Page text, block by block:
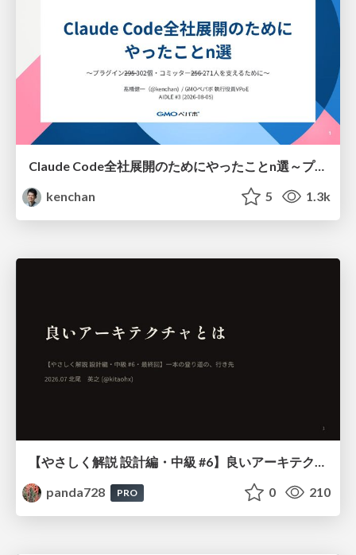
Claude Code全社展開のためにやったことn選～プラグイン302個・コミッター271人を支えるために～
kenchan
5 1.3k
【やさしく解説 設計編・中級 #6】良いアーキテクチャとは ～ 一本の登り道の、行き先 ～
panda728
PRO 0 210